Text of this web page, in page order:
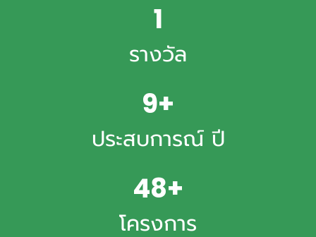
1
รางวัล
12+
ประสบการณ์ ปี
50+
โครงการ